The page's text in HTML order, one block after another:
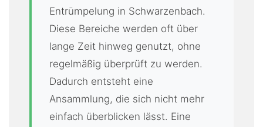
Entrümpelung in Schwarzenbach.
Diese Bereiche werden oft über
lange Zeit hinweg genutzt, ohne
regelmäßig überprüft zu werden.
Dadurch entsteht eine
Ansammlung, die sich nicht mehr
einfach überblicken lässt. Eine